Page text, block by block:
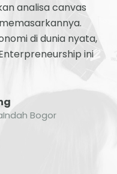
analisa canvas
di dunia nyata,
ini
Bogor